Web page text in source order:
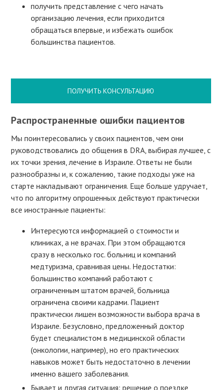
получить представление с чего начать
организацию лечения, если приходится
обращаться впервые, и избежать ошибок
большинства пациентов.
ПОЛУЧИТЬ КОНСУЛЬТАЦИЮ
Распространенные ошибки пациентов
Мы поинтересовались у своих пациентов, чем они
руководствовались до общения в DRA, выбирая лучшее, с
их точки зрения, лечение в Израиле. Ответы не были
разнообразны и, к сожалению, такие подходы уже на
старте накладывают ограничения. Еще больше удручает,
что по алгоритму опрошенных действуют практически
все иностранные пациенты:
Интересуются информацией о стоимости и
клиниках, а не врачах. При этом обращаются
сразу в несколько гос. больниц и компаний
медтуризма, сравнивая цены. Недостатки:
большинство компаний работают с
ограниченным штатом врачей, больница
ограничена своими кадрами. Пациент
практически лишен возможности выбора врача в
Израиле. Безусловно, предложенный доктор
будет специалистом в медицинской области
(онкологии, например), но его практических
навыков может быть недостаточно в лечении
именно вашего заболевания.
Бывает и другая ситуация: решение о поездке